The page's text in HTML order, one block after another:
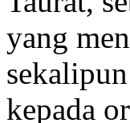
yang
kepada